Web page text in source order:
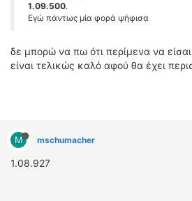
1.09.500.
Εγώ πάντως μία φορά ψήφισα
δε μπορώ να πω ότι περίμενα να
είναι τελικώς καλό αφού θα έχει
M mschumacher
1.08.927